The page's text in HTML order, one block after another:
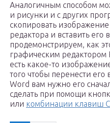
Аналогичным способом
и рисунки и с других
скопировать
редактора и вставить
продемонстрируем, как
графическим редактором
есть какое-то
того чтобы перенести его
Word вам нужно его
сделать при помощи
или комбинации клавиш